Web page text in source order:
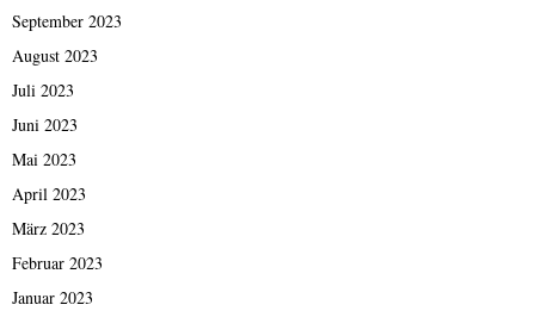
September 2023
August 2023
Juli 2023
Juni 2023
Mai 2023
April 2023
März 2023
Februar 2023
Januar 2023